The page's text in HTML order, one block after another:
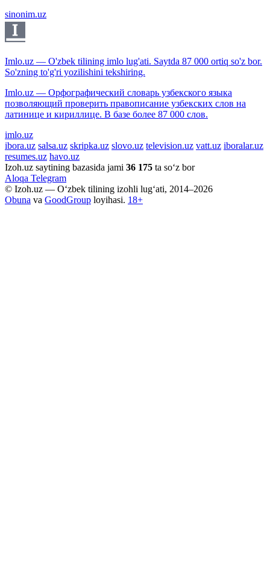
sinonim.uz
Imlo.uz — O'zbek tilining imlo lug'ati. Saytda 87 000 ortiq so'z bor.
So'zning to'g'ri yozilishini tekshiring.
Imlo.uz — Орфографический словарь узбекского языка
позволяющий проверить правописание узбекских слов на
латинице и кириллице. В базе более 87 000 слов.
imlo.uz
ibora.uz salsa.uz skripka.uz slovo.uz television.uz vatt.uz iboralar.uz
resumes.uz havo.uz
Izoh.uz saytining bazasida jami 36 175 ta so‘z bor
Aloqa Telegram
© Izoh.uz — O‘zbek tilining izohli lug‘ati, 2014–2026
Obuna va GoodGroup loyihasi. 18+